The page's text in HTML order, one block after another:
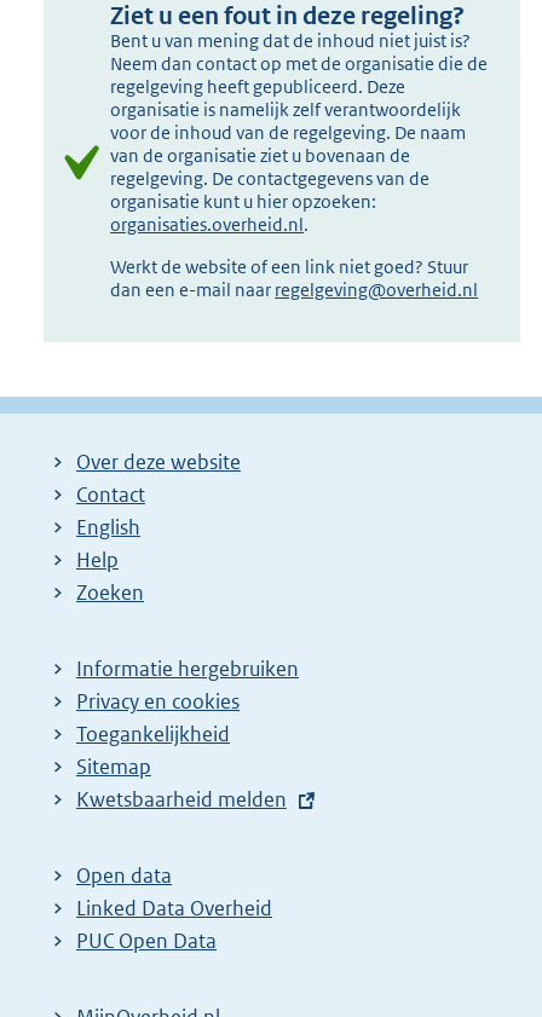
Ziet u een fout in deze regeling?
Bent u van mening dat de inhoud niet juist is?
Neem dan contact op met de organisatie die de
regelgeving heeft gepubliceerd. Deze
organisatie is namelijk zelf verantwoordelijk
voor de inhoud van de regelgeving. De naam
van de organisatie ziet u bovenaan de
regelgeving. De contactgegevens van de
organisatie kunt u hier opzoeken:
organisaties.overheid.nl.
Werkt de website of een link niet goed? Stuur
dan een e-mail naar regelgeving@overheid.nl
Over deze website
Contact
English
Help
Zoeken
Informatie hergebruiken
Privacy en cookies
Toegankelijkheid
Sitemap
E
t
e
r
Kwetsbaarheid melden
Open data
Linked Data Overheid
PUC Open Data